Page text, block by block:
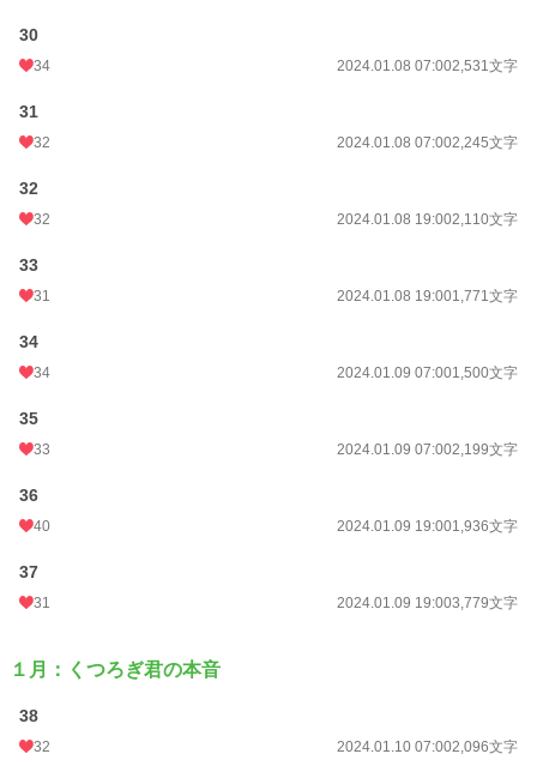
30
34 2024.01.08 07:002,531文字
31
32 2024.01.08 07:002,245文字
32
32 2024.01.08 19:002,110文字
33
31 2024.01.08 19:001,771文字
34
34 2024.01.09 07:001,500文字
35
33 2024.01.09 07:002,199文字
36
40 2024.01.09 19:001,936文字
37
31 2024.01.09 19:003,779文字
１月：くつろぎ君の本音
38
32 2024.01.10 07:002,096文字